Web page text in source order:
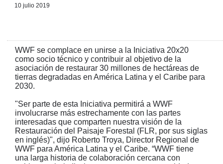
10 julio 2019
WWF se complace en unirse a la Iniciativa 20x20
como socio técnico y contribuir al objetivo de la
asociación de restaurar 30 millones de hectáreas de
tierras degradadas en América Latina y el Caribe para
2030.
"Ser parte de esta Iniciativa permitirá a WWF
involucrarse más estrechamente con las partes
interesadas que comparten nuestra visión de la
Restauración del Paisaje Forestal (FLR, por sus siglas
en inglés)", dijo Roberto Troya, Director Regional de
WWF para América Latina y el Caribe. “WWF tiene
una larga historia de colaboración cercana con